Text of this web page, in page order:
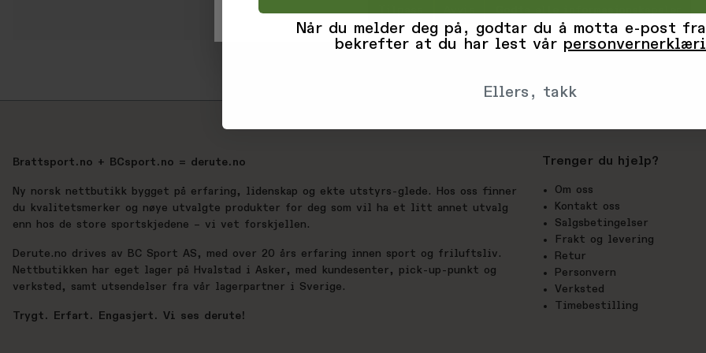
Brattsport.no + BCsport.no = derute.no
Ny norsk nettbutikk bygget på erfaring, lidenskap og ekte utstyrs-glede. Hos oss finner
du kvalitetsmerker og nøye utvalgte produkter for deg som vil ha et litt annet utvalg
enn hos de store sportskjedene – vi vet forskjellen.
Derute.no drives av BC Sport AS, med over 20 års erfaring innen sport og friluftsliv.
Nettbutikken har eget lager på Hvalstad i Asker, med kundesenter, pick-up-punkt og
verksted, samt utsendelser fra vår lagerpartner i Sverige.
Trygt. Erfart. Engasjert. Vi ses derute!
Trenger du hjelp?
Om oss
Kontakt oss
Salgsbetingelser
Frakt og levering
Retur
Personvern
Verksted
Timebestilling
Når du melder deg på, godtar du å motta e-post
bekrefter at du har lest vår
Ellers, takk